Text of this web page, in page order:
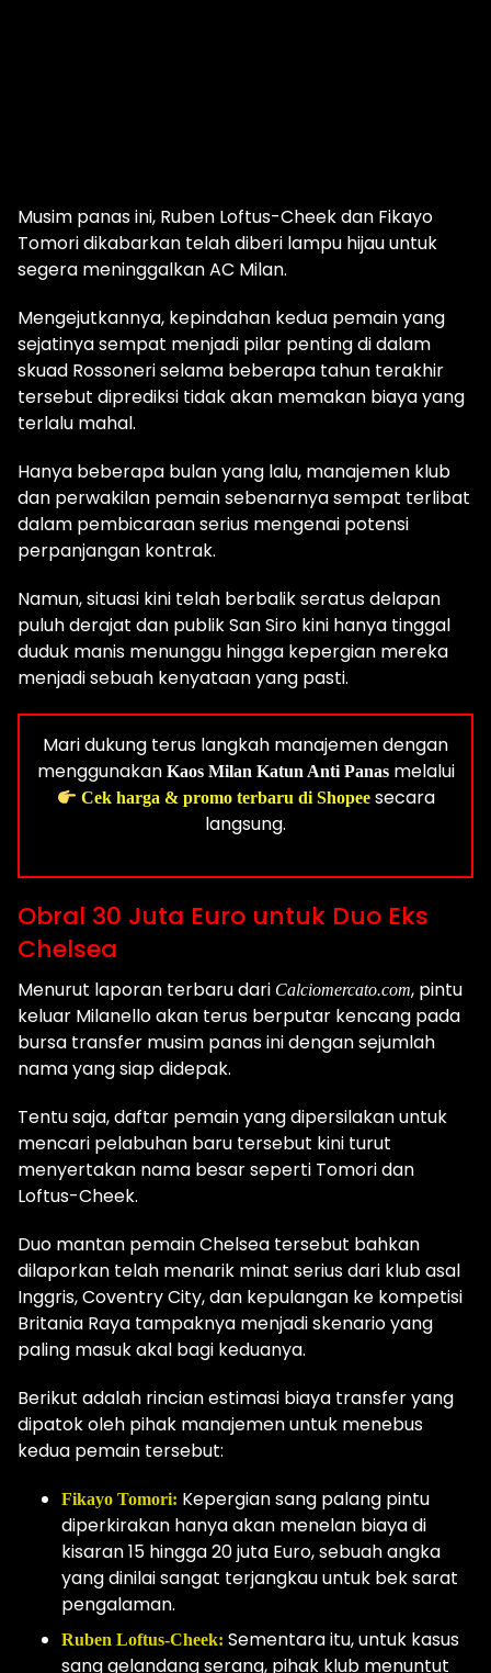
Musim panas ini, Ruben Loftus-Cheek dan Fikayo
Tomori dikabarkan telah diberi lampu hijau untuk
segera meninggalkan AC Milan.
Mengejutkannya, kepindahan kedua pemain yang
sejatinya sempat menjadi pilar penting di dalam
skuad Rossoneri selama beberapa tahun terakhir
tersebut diprediksi tidak akan memakan biaya yang
terlalu mahal.
Hanya beberapa bulan yang lalu, manajemen klub
dan perwakilan pemain sebenarnya sempat terlibat
dalam pembicaraan serius mengenai potensi
perpanjangan kontrak.
Namun, situasi kini telah berbalik seratus delapan
puluh derajat dan publik San Siro kini hanya tinggal
duduk manis menunggu hingga kepergian mereka
menjadi sebuah kenyataan yang pasti.
Mari dukung terus langkah manajemen dengan
menggunakan Kaos Milan Katun Anti Panasmelalui
Cek harga & promo terbaru di Shopeesecara
langsung.
Obral 30 Juta Euro untuk Duo Eks
Chelsea
Menurut laporan terbaru dari Calciomercato.com, pintu
keluar Milanello akan terus berputar kencang pada
bursa transfer musim panas ini dengan sejumlah
nama yang siap didepak.
Tentu saja, daftar pemain yang dipersilakan untuk
mencari pelabuhan baru tersebut kini turut
menyertakan nama besar seperti Tomori dan
Loftus-Cheek.
Duo mantan pemain Chelsea tersebut bahkan
dilaporkan telah menarik minat serius dari klub asal
Inggris, Coventry City, dan kepulangan ke kompetisi
Britania Raya tampaknya menjadi skenario yang
paling masuk akal bagi keduanya.
Berikut adalah rincian estimasi biaya transfer yang
dipatok oleh pihak manajemen untuk menebus
kedua pemain tersebut:
Fikayo Tomori: Kepergian sang palang pintu
diperkirakan hanya akan menelan biaya di
kisaran 15 hingga 20 juta Euro, sebuah angka
yang dinilai sangat terjangkau untuk bek sarat
pengalaman.
Ruben Loftus-Cheek: Sementara itu, untuk kasus
sang gelandang serang, pihak klub menuntut